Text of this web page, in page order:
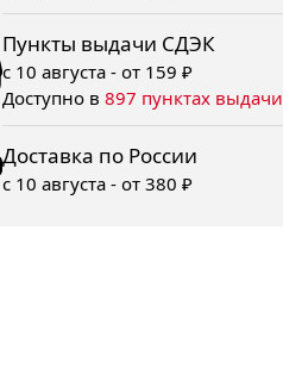
Пункты выдачи СДЭК
с 10 августа - от 159 ₽
Доступно в 897 пунктах выдачи
Доставка по России
с 10 августа - от 380 ₽